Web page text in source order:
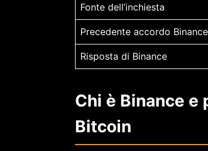
Fonte dell’inchiesta
Precedente accordo
Risposta di Binance
Chi è Binance
Bitcoin